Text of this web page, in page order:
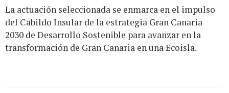
La actuación seleccionada se enmarca en el impulso
del Cabildo Insular de la estrategia Gran Canaria
2030 de Desarrollo Sostenible para avanzar en la
transformación de Gran Canaria en una Ecoisla.